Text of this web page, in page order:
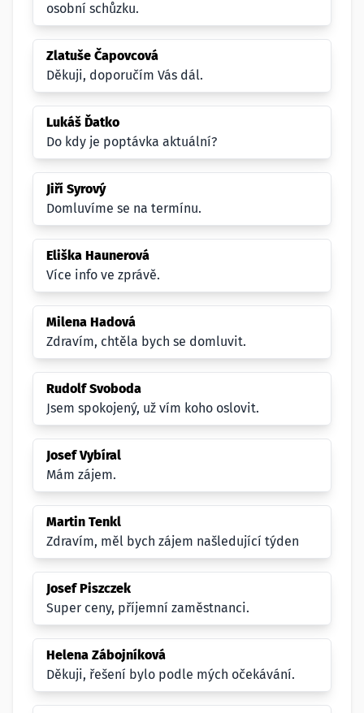
osobní schůzku.
Zlatuše Čapovcová
Děkuji, doporučím Vás dál.
Lukáš Ďatko
Do kdy je poptávka aktuální?
Jiří Syrový
Domluvíme se na termínu.
Eliška Haunerová
Více info ve zprávě.
Milena Hadová
Zdravím, chtěla bych se domluvit.
Rudolf Svoboda
Jsem spokojený, už vím koho oslovit.
Josef Vybíral
Mám zájem.
Martin Tenkl
Zdravím, měl bych zájem našledující týden
Josef Piszczek
Super ceny, příjemní zaměstnanci.
Helena Zábojníková
Děkuji, řešení bylo podle mých očekávání.